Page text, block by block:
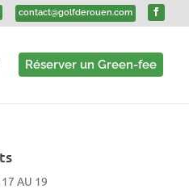
contact@golfderouen.com
Réserver un Green-fee
AU 19